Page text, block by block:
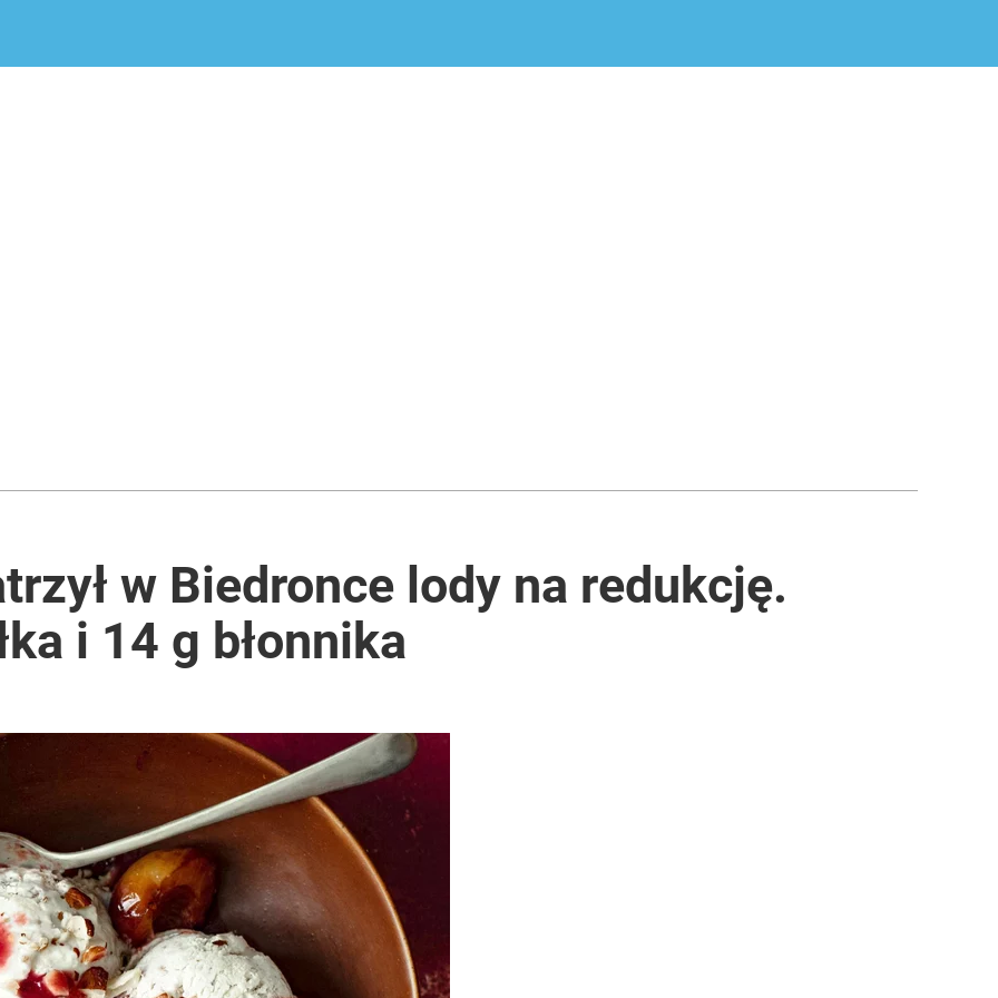
deser, który wspiera jelita
o przywróceniu CPN
jest zdrowsza i wygląda obłędnie
w Biedronce lody na redukcję.
i 14 g błonnika